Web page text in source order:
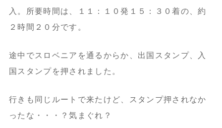
入。所要時間は、１１：１０発１５：３０着の、約
２時間２０分です。
途中でスロベニアを通るからか、出国スタンプ、入
国スタンプを押されました。
行きも同じルートで来たけど、スタンプ押されなか
ったな・・・？気まぐれ？